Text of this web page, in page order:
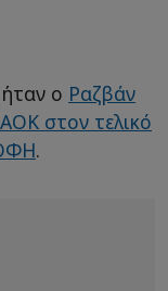
ο Ραζβάν
στον τελικό
.